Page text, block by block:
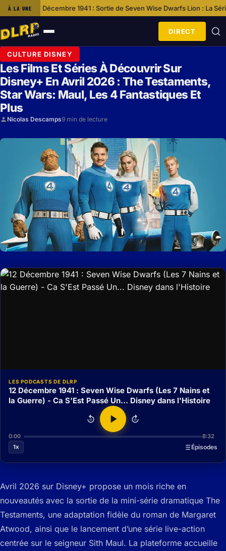
À LA UNE1941 : Sortie de Seven Wise Dwarfs·Lion : La Série Événement
Ouvrir
le
menu
DIRECT
CULTURE DISNEY
Les Films Et Séries À Découvrir Sur
Disney+ En Avril 2026 : The Testaments,
Star Wars: Maul, Les 4 Fantastiques Et
Plus
Nicolas Descamps9 min de lecture
LES PODCASTS DE DLRP
12 Décembre 1941 : Seven Wise Dwarfs (Les 7 Nains et
la Guerre) - Ca S'Est Passé Un... Disney dans l'Histoire
15 15
0:00
8:32
1x
Épisodes
Avril 2026 sur Disney+ propose un mois riche en
nouveautés avec la sortie de la mini-série dramatique The
Testaments, une adaptation fidèle du roman de Margaret
Atwood, ainsi que le lancement d’une série live-action
centrée sur le seigneur Sith Maul. La plateforme accueille